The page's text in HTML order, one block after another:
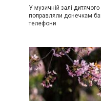
У музичній залі
поправляли донечкам
телефони